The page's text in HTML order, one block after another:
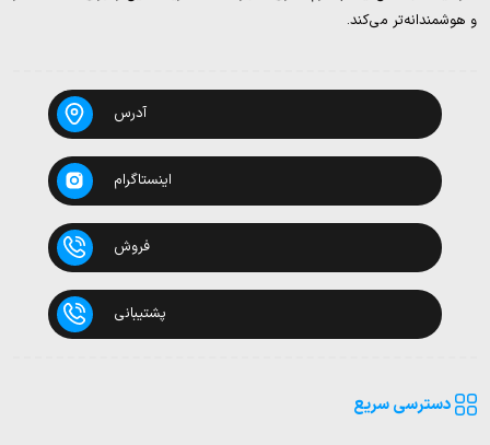
و هوشمندانه‌تر می‌کند.
آدرس
اینستاگرام
فروش
پشتیبانی
دسترسی سریع